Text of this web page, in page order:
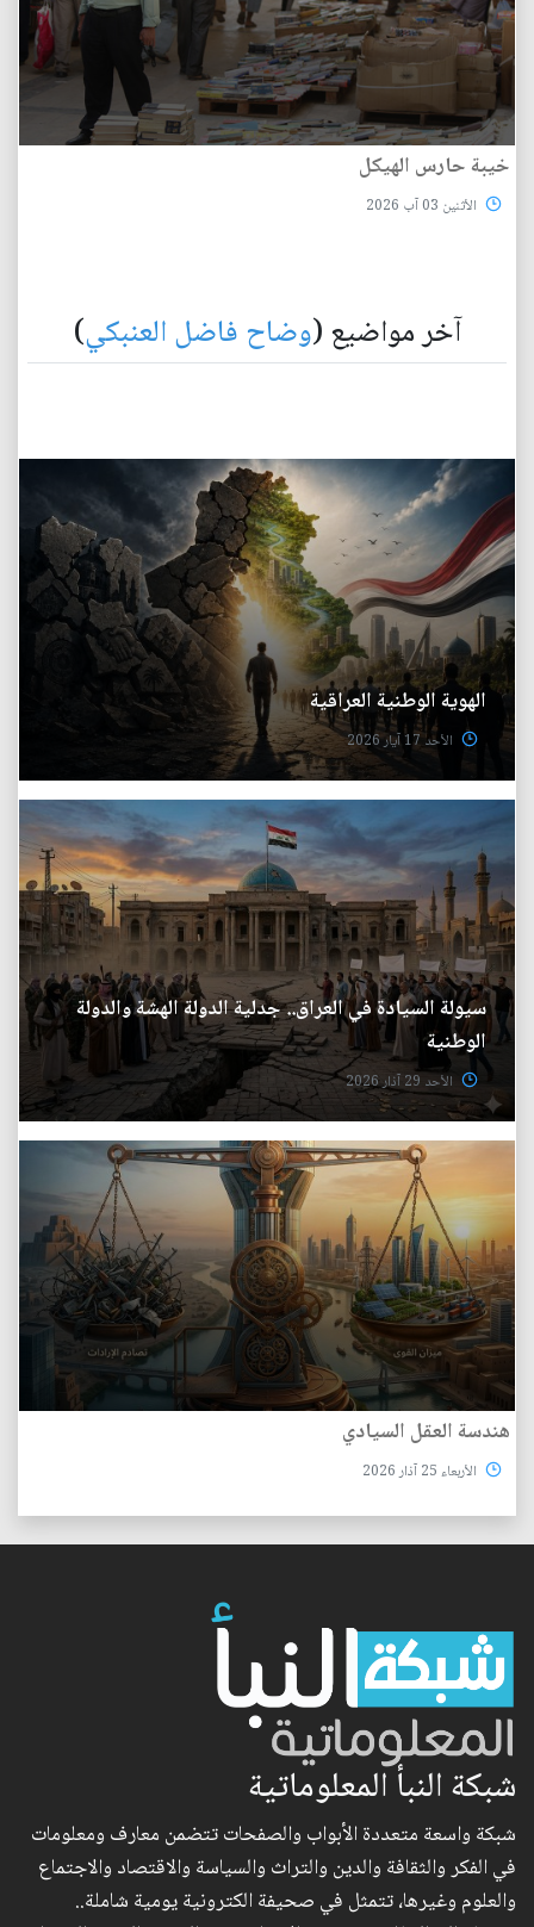
خيبة حارس الهيكل
الأثنين 03 آب 2026
آخر مواضيع (وضاح فاضل العنبكي)
الهوية الوطنية العراقية
الأحد 17 آيار 2026
سيولة السيادة في العراق.. جدلية الدولة الهشة والدولة
الوطنية
الأحد 29 آذار 2026
هندسة العقل السيادي
الأربعاء 25 آذار 2026
شبكة النبأ المعلوماتية
شبكة واسعة متعددة الأبواب والصفحات تتضمن معارف ومعلومات
في الفكر والثقافة والدين والتراث والسياسة والاقتصاد والاجتماع
والعلوم وغيرها، تتمثل في صحيفة الكترونية يومية شاملة..